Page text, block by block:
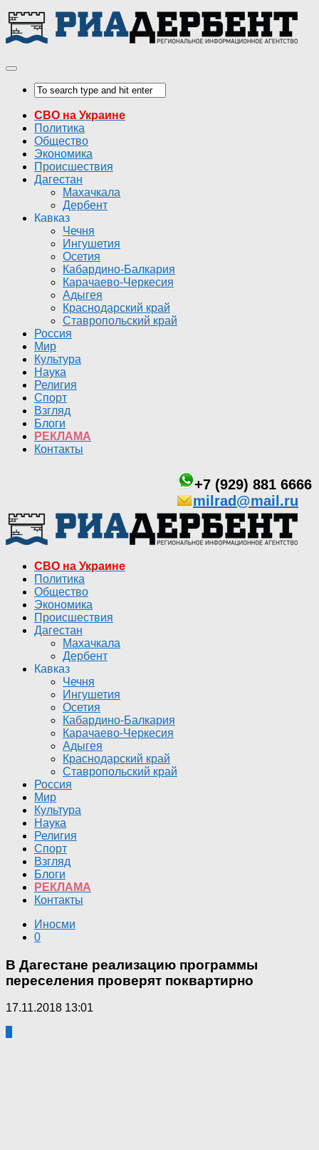
СВО на Украине
Политика
Общество
Экономика
Происшествия
Дагестан
Махачкала
Дербент
Кавказ
Чечня
Ингушетия
Осетия
Кабардино-Балкария
Карачаево-Черкесия
Адыгея
Краснодарский край
Ставропольский край
Россия
Мир
Культура
Наука
Религия
Спорт
Взгляд
Блоги
РЕКЛАМА
Контакты
+7 (929) 881 6666
milrad@mail.ru
СВО на Украине
Политика
Общество
Экономика
Происшествия
Дагестан
Махачкала
Дербент
Кавказ
Чечня
Ингушетия
Осетия
Кабардино-Балкария
Карачаево-Черкесия
Адыгея
Краснодарский край
Ставропольский край
Россия
Мир
Культура
Наука
Религия
Спорт
Взгляд
Блоги
РЕКЛАМА
Контакты
Иносми
0
В Дагестане реализацию программы
переселения проверят поквартирно
17.11.2018 13:01